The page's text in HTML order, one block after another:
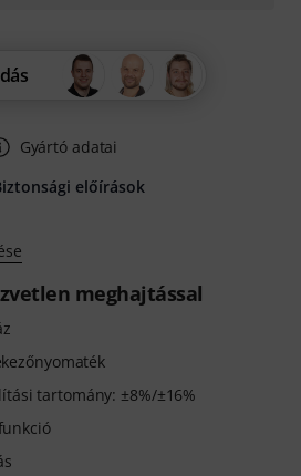
meghajtással
tartomány: ±8%/±16%
Gyártó adatai
előírások